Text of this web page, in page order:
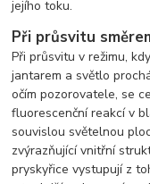
jejího toku.
Při průsvitu
Při průsvitu v režimu,
jantarem a světlo
očím pozorovatele, se
fluorescenční reakcí v
souvislou světelnou
zvýrazňující vnitřní
pryskyřice vystupují z